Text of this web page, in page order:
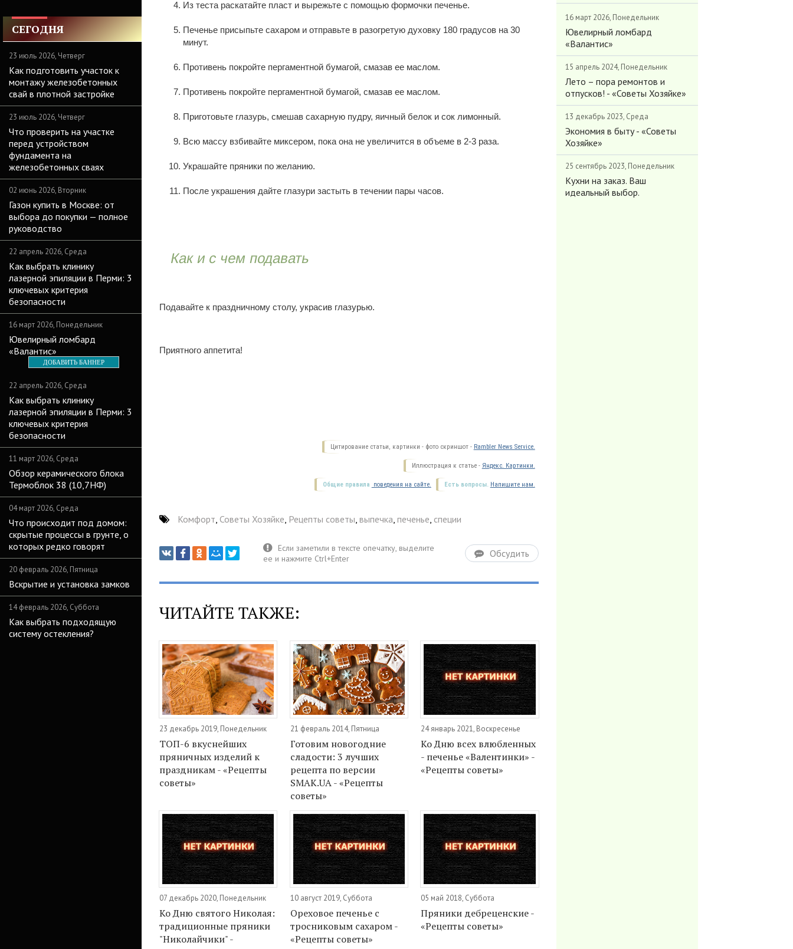
СЕГОДНЯ
23 июль 2026, Четверг
Как подготовить участок к
монтажу железобетонных
свай в плотной застройке
23 июль 2026, Четверг
Что проверить на участке
перед устройством
фундамента на
железобетонных сваях
02 июнь 2026, Вторник
Газон купить в Москве: от
выбора до покупки — полное
руководство
22 апрель 2026, Среда
Как выбрать клинику
лазерной эпиляции в Перми: 3
ключевых критерия
безопасности
16 март 2026, Понедельник
Ювелирный ломбард
«Валантис»
ДОБАВИТЬ БАННЕР
22 апрель 2026, Среда
Как выбрать клинику
лазерной эпиляции в Перми: 3
ключевых критерия
безопасности
11 март 2026, Среда
Обзор керамического блока
Термоблок 38 (10,7НФ)
04 март 2026, Среда
Что происходит под домом:
скрытые процессы в грунте, о
которых редко говорят
20 февраль 2026, Пятница
Вскрытие и установка замков
14 февраль 2026, Суббота
Как выбрать подходящую
систему остекления?
Из теста раскатайте пласт и вырежьте с помощью формочки печенье.
Печенье присыпьте сахаром и отправьте в разогретую духовку 180 градусов на 30
минут.
Противень покройте пергаментной бумагой, смазав ее маслом.
Противень покройте пергаментной бумагой, смазав ее маслом.
Приготовьте глазурь, смешав сахарную пудру, яичный белок и сок лимонный.
Всю массу взбивайте миксером, пока она не увеличится в объеме в 2-3 раза.
Украшайте пряники по желанию.
После украшения дайте глазури застыть в течении пары часов.
Как и с чем подавать
Подавайте к праздничному столу, украсив глазурью.
Приятного аппетита!
Цитирование статьи, картинки - фото скриншот - Rambler News Service.
Иллюстрация к статье - Яндекс. Картинки.
Есть вопросы. Напишите нам.
Общие правила поведения на сайте.
Комфорт, Советы Хозяйке, Рецепты советы, выпечка, печенье, специи
Обсудить
ЧИТАЙТЕ ТАКЖЕ:
23 декабрь 2019, Понедельник
ТОП-6 вкуснейших
пряничных изделий к
праздникам - «Рецепты
советы»
21 февраль 2014, Пятница
Готовим новогодние
сладости: 3 лучших
рецепта по версии
SMAK.UA - «Рецепты
советы»
24 январь 2021, Воскресенье
Ко Дню всех влюбленных
- печенье «Валентинки» -
«Рецепты советы»
07 декабрь 2020, Понедельник
Ко Дню святого Николая:
традиционные пряники
"Николайчики" -
10 август 2019, Суббота
Ореховое печенье с
тросниковым сахаром -
«Рецепты советы»
05 май 2018, Суббота
Пряники дебреценские -
«Рецепты советы»
16 март 2026, Понедельник
Ювелирный ломбард
«Валантис»
15 апрель 2024, Понедельник
Лето – пора ремонтов и
отпусков! - «Советы Хозяйке»
13 декабрь 2023, Среда
Экономия в быту - «Советы
Хозяйке»
25 сентябрь 2023, Понедельник
Кухни на заказ. Ваш
идеальный выбор.